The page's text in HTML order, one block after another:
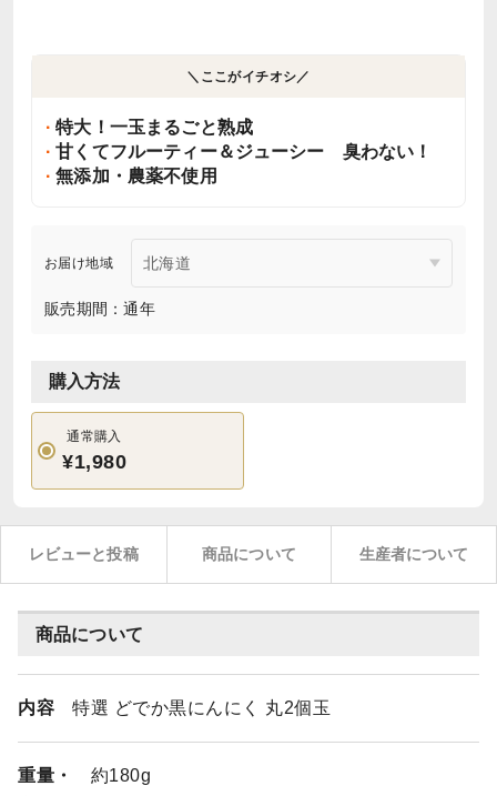
＼ここがイチオシ／
特大！一玉まるごと熟成
甘くてフルーティー＆ジューシー 臭わない！
無添加・農薬不使用
お届け地域
販売期間：通年
購入方法
通常購入
¥1,980
レビューと投稿 商品について 生産者について
商品について
内容 特選 どでか黒にんにく 丸2個玉
重量・
約180g